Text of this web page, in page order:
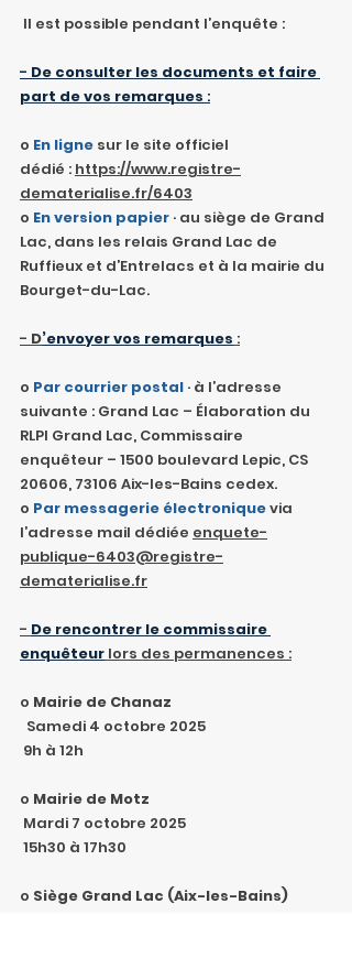
Il est possible pendant l’enquête :
- De consulter les documents et faire
part de vos remarques :
o En ligne sur le site officiel
dédié : https://www.registre-
dematerialise.fr/6403
o En version papier · au siège de Grand
Lac, dans les relais Grand Lac de
Ruffieux et d’Entrelacs et à la mairie du
Bourget-du-Lac.
- D’envoyer vos remarques :
o Par courrier postal · à l’adresse
suivante : Grand Lac – Élaboration du
RLPI Grand Lac, Commissaire
enquêteur – 1500 boulevard Lepic, CS
20606, 73106 Aix-les-Bains cedex.
o Par messagerie électronique via
l’adresse mail dédiée enquete-
publique-6403@registre-
dematerialise.fr
- De rencontrer le commissaire
enquêteur lors des permanences :
o Mairie de Chanaz
Samedi 4 octobre 2025
9h à 12h
o Mairie de Motz
Mardi 7 octobre 2025
15h30 à 17h30
o Siège Grand Lac (Aix-les-Bains)